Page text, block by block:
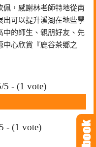
佩，感謝林老師特地從南
出可以提升溪湖在地些學
中的師生、親朋好友、先
心欣賞『鹿谷茶鄉之
5 - (1 vote)
- (1 vote)